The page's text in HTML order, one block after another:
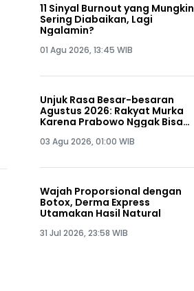
11 Sinyal Burnout yang Mungkin
Sering Diabaikan, Lagi
Ngalamin?
01 Agu 2026, 13:45 WIB
Unjuk Rasa Besar-besaran
Agustus 2026: Rakyat Murka
Karena Prabowo Nggak Bisa
03 Agu 2026, 01:00 WIB
Wajah Proporsional dengan
Botox, Derma Express
Utamakan Hasil Natural
31 Jul 2026, 23:58 WIB